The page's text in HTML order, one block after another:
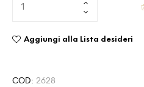
Aggiungi alla Lista desideri
COD: 2628